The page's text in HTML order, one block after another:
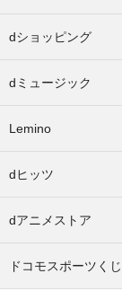
dショッピング
dミュージック
Lemino
dヒッツ
dアニメストア
ドコモスポーツくじ